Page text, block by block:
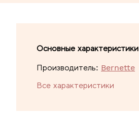
Основные характеристики
Производитель: Bernette
Все характеристики